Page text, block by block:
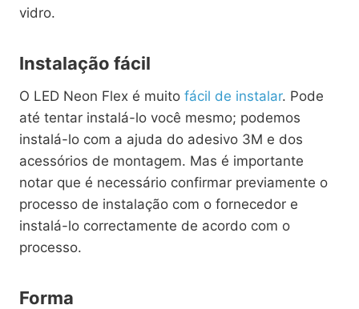
vidro.
Instalação fácil
O LED Neon Flex é muito fácil de instalar. Pode
até tentar instalá-lo você mesmo; podemos
instalá-lo com a ajuda do adesivo 3M e dos
acessórios de montagem. Mas é importante
notar que é necessário confirmar previamente o
processo de instalação com o fornecedor e
instalá-lo correctamente de acordo com o
processo.
Forma